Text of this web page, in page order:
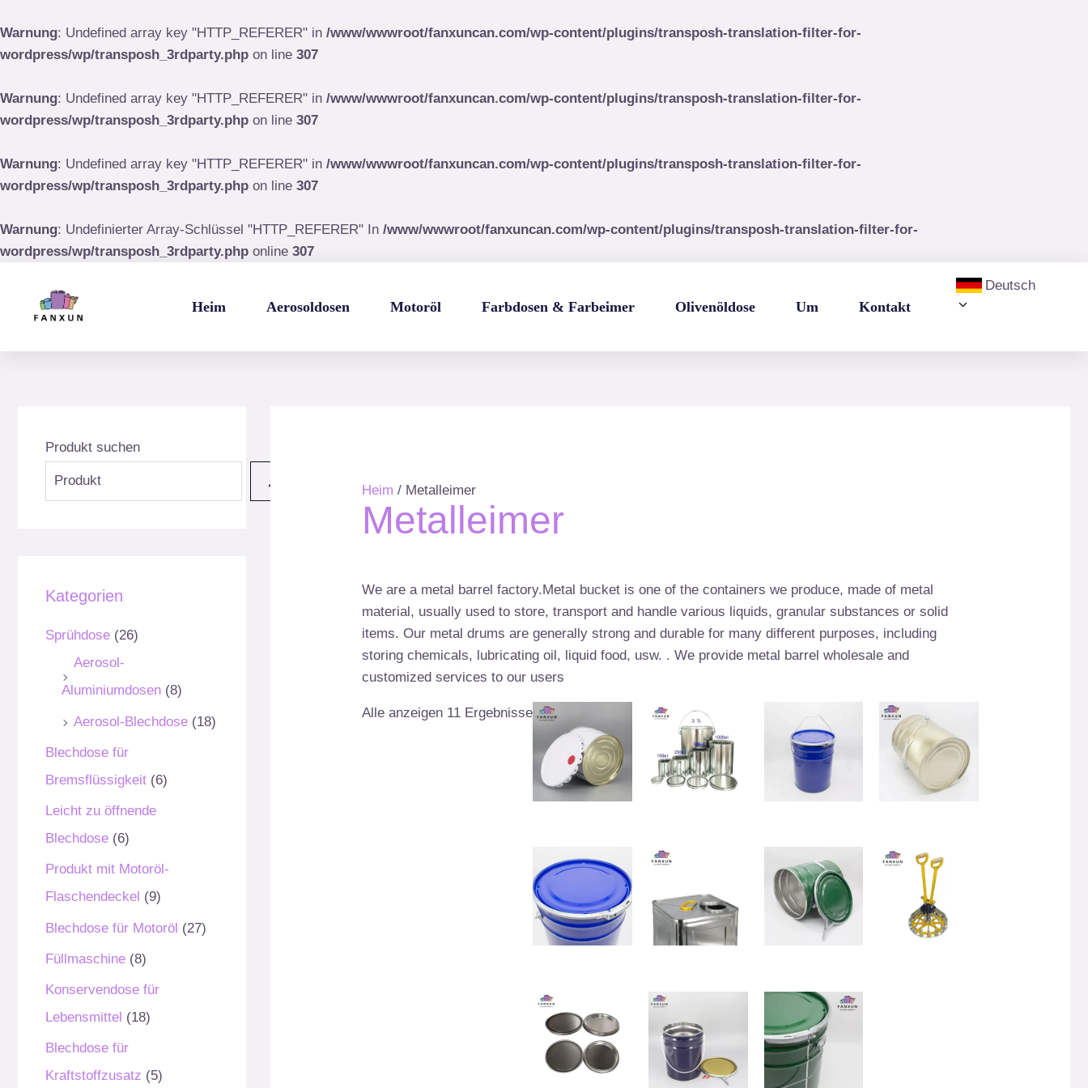
Warnung: Undefined array key "HTTP_REFERER" in /www/wwwroot/fanxuncan.com/wp-content/plugins/transposh-translation-filter-for-
wordpress/wp/transposh_3rdparty.php on line 307
Warnung: Undefined array key "HTTP_REFERER" in /www/wwwroot/fanxuncan.com/wp-content/plugins/transposh-translation-filter-for-
wordpress/wp/transposh_3rdparty.php on line 307
Warnung: Undefined array key "HTTP_REFERER" in /www/wwwroot/fanxuncan.com/wp-content/plugins/transposh-translation-filter-for-
wordpress/wp/transposh_3rdparty.php on line 307
Warnung: Undefinierter Array-Schlüssel "HTTP_REFERER" In /www/wwwroot/fanxuncan.com/wp-content/plugins/transposh-translation-filter-for-
wordpress/wp/transposh_3rdparty.php online 307
Inhalt
springen
Heim Aerosoldosen Motoröl Farbdosen & Farbeimer Olivenöldose Um Kontakt
Deutsch
Produkt suchen
Kategorien
Sprühdose (26)
Aerosol-
Aluminiumdosen (8)
Aerosol-Blechdose (18)
Blechdose für
Bremsflüssigkeit (6)
Leicht zu öffnende
Blechdose (6)
Produkt mit Motoröl-
Flaschendeckel (9)
Blechdose für Motoröl (27)
Füllmaschine (8)
Konservendose für
Lebensmittel (18)
Blechdose für
Kraftstoffzusatz (5)
Heim / Metalleimer
Metalleimer
We are a metal barrel factory.Metal bucket is one of the containers we produce, made of metal
material , usually used to store,transport and handle various liquids,granular substances or solid
items.Our metal drums are generally strong and durable for many different purposes, including
storing chemicals, lubricating oil , liquid food, usw. .We provide metal barrel wholesale and
customized services to our users
Alle anzeigen 11 Ergebnisse